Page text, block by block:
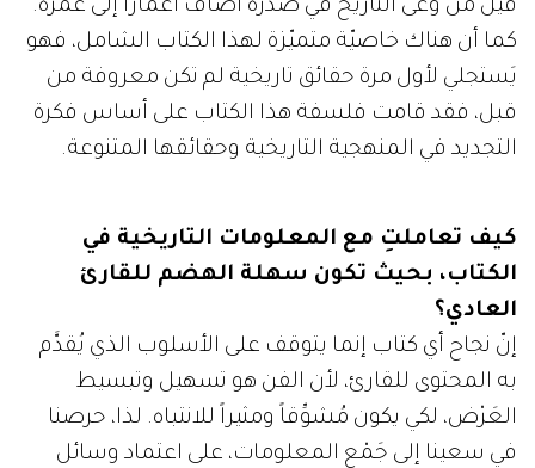
قيل مَن وَعَى التاريخ في صدره أضاف أعماراً إلى عمره.
كما أن هناك خاصيّة متميّزة لهذا الكتاب الشامل، فهو
يَستجلي لأول مرة حقائق تاريخية لم تكن معروفة من
قبل، فقد قامت فلسفة هذا الكتاب على أساس فكرة
التجديد في المنهجية التاريخية وحقائقها المتنوعة.
كيف تعاملتِ مع المعلومات التاريخية في
الكتاب، بحيث تكون سهلة الهضم للقارئ
العادي؟
إنّ نجاح أي كتاب إنما يتوقف على الأسلوب الذي يُقدَّم
به المحتوى للقارئ، لأن الفن هو تسهيل وتبسيط
العَرْض، لكي يكون مُشوِّقاً ومثيراً للانتباه. لذا، حرصنا
في سعينا إلى جَمْع المعلومات، على اعتماد وسائل